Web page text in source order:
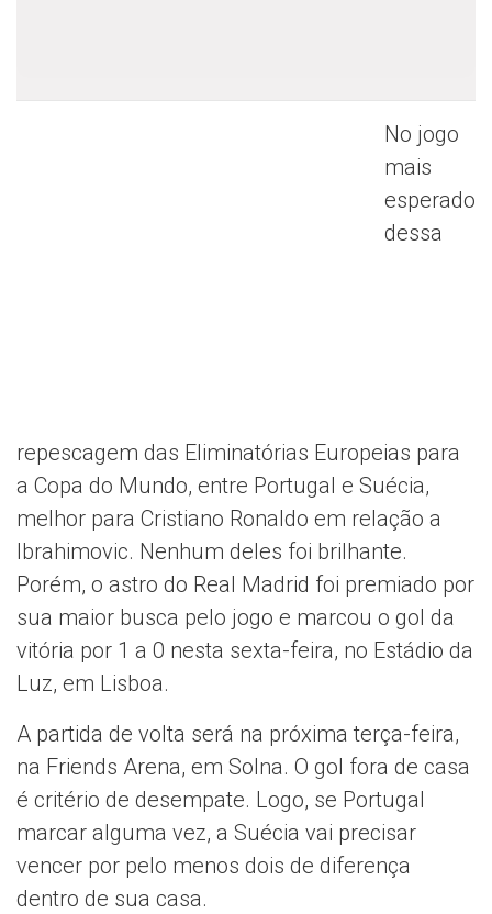
No jogo
mais
esperado
dessa
repescagem das Eliminatórias Europeias para
a Copa do Mundo, entre Portugal e Suécia,
melhor para Cristiano Ronaldo em relação a
Ibrahimovic. Nenhum deles foi brilhante.
Porém, o astro do Real Madrid foi premiado por
sua maior busca pelo jogo e marcou o gol da
vitória por 1 a 0 nesta sexta-feira, no Estádio da
Luz, em Lisboa.
A partida de volta será na próxima terça-feira,
na Friends Arena, em Solna. O gol fora de casa
é critério de desempate. Logo, se Portugal
marcar alguma vez, a Suécia vai precisar
vencer por pelo menos dois de diferença
dentro de sua casa.